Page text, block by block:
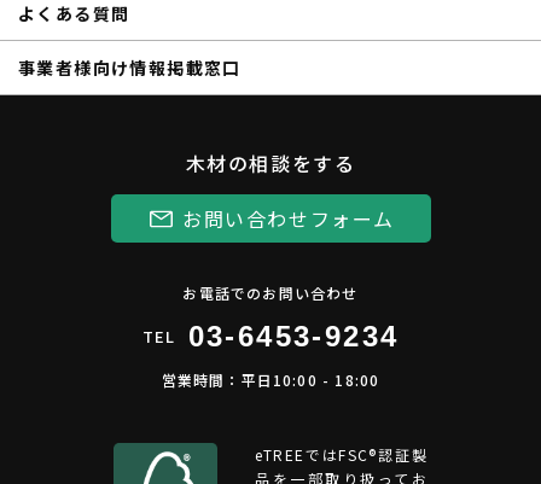
よくある質問
事業者様向け情報掲載窓口
木材の相談をする
お問い合わせフォーム
お電話でのお問い合わせ
TEL 03-6453-9234
営業時間：平日10:00 - 18:00
eTREEではFSC®︎認証製
品を一部取り扱ってお